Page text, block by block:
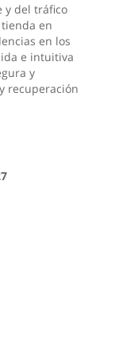
y del tráfico
en
en los
e intuitiva
y
recuperación